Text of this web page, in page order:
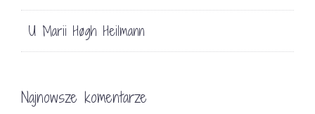
U Marii Høgh Heilmann
Najnowsze komentarze